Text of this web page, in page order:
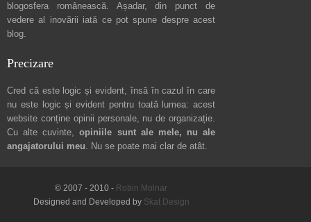
blogosfera românească. Așadar, din punct de
vedere al inovării iată ce pot spune despre acest
blog.
Precizare
Cred că este logic și evident, însă în cazul în care
nu este logic și evident pentru toată lumea: acest
website conține opinii personale, nu de organizație.
Cu alte cuvinte,opiniile sunt ale mele, nu ale
angajatorului meu. Nu se poate mai clar de atât.
© 2007 - 2010 - Robin Molnar
Designed and Developed by Skat Design